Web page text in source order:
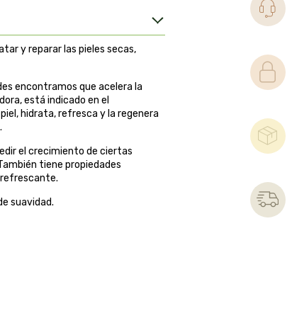
y reparar las pieles secas,
encontramos que acelera la
está indicado en el
hidrata, refresca y la regenera
el crecimiento de ciertas
tiene propiedades
suavidad.